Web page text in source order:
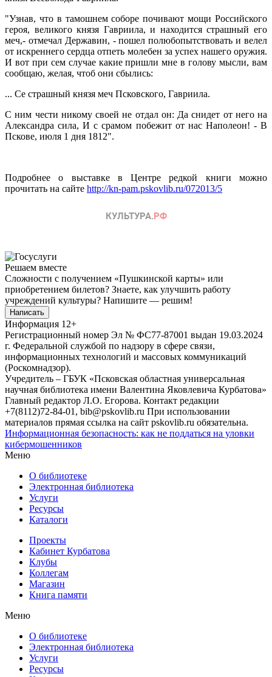
"Узнав, что в тамошнем соборе почивают мощи Российского
героя, великого князя Гавриила, и находится страшный его
меч,- отмечал Державин, - пошел полюбопытствовать и велел
от искреннего сердца отпеть молебен за успех нашего оружия.
И вот при сем случае какие пришли мне в голову мысли, вам
сообщаю, желая, чтоб они сбылись:
... Се страшный князя меч Псковского, Гавриила.
С ним чести никому своей не отдал он: Да снидет от него на
Александра сила, И с срамом побежит от нас Наполеон! - В
Пскове, июля 1 дня 1812".
Подробнее о выставке в Центре редкой книги можно
прочитать на сайте http://kn-pam.pskovlib.ru/072013/5
Решаем вместе
Сложности с получением «Пушкинской карты» или
приобретением билетов? Знаете, как улучшить работу
учреждений культуры? Напишите — решим!
Написать
Информация 12+
Регистрационный номер Эл № ФС77-87001 выдан 19.03.2024
г. Федеральной службой по надзору в сфере связи,
информационных технологий и массовых коммуникаций
(Роскомнадзор).
Учредитель – ГБУК «Псковская областная универсальная
научная библиотека имени Валентина Яковлевича Курбатова»
Главный редактор Л.О. Егорова. Контакт редакции
+7(8112)72-84-01, bib@pskovlib.ru При использовании
материалов прямая ссылка на сайт pskovlib.ru обязательна.
Информационная безопасность: как не поддаться на уловки
кибермошенников
Меню
О библиотеке
Электронная библиотека
Услуги
Ресурсы
Каталоги
Проекты
Кабинет Курбатова
Клубы
Коллегам
Магазин
Книга памяти
Меню
О библиотеке
Электронная библиотека
Услуги
Ресурсы